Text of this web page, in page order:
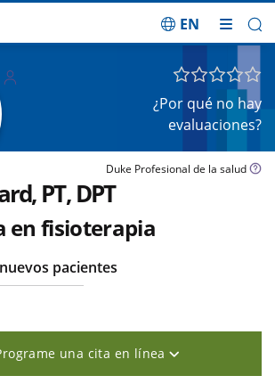
EN
¿Por qué no hay
evaluaciones?
Duke Profesional de la salud
PT, DPT
en fisioterapia
pacientes
una cita en línea